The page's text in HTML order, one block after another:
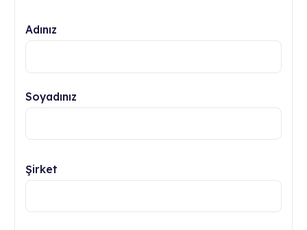
Adınız
Soyadınız
Şirket